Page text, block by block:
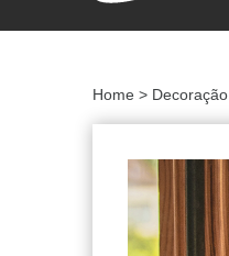
Home > Decoração